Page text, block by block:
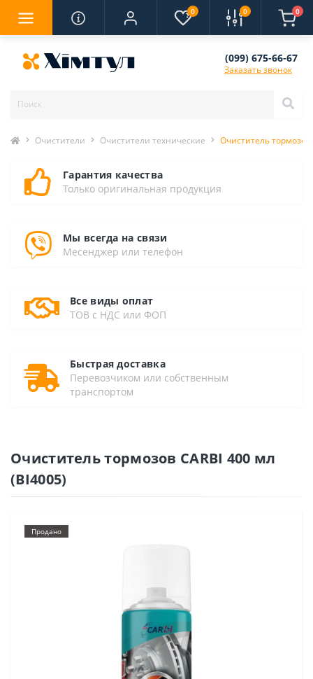
0 0 0
(099) 675-66-67
Заказать звонок
Очистители Очистители технические Очиститель тормозов
Гарантия качества
Только оригинальная продукция
Мы всегда на связи
Месенджер или телефон
Все виды оплат
ТОВ с НДС или ФОП
Быстрая доставка
Перевозчиком или собственным
транспортом
Очиститель тормозов CARBI 400 мл
(BI4005)
Продано